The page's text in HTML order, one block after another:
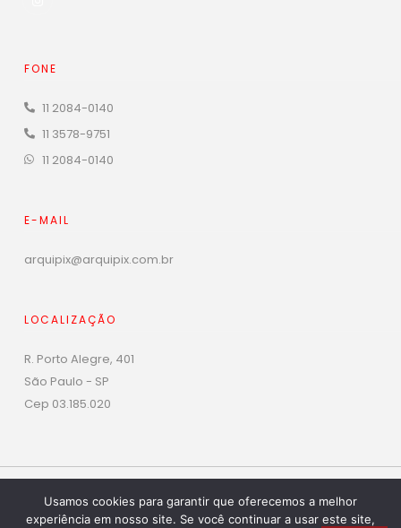
FONE
11 2084-0140
11 3578-9751
11 2084-0140
E-MAIL
arquipix@arquipix.com.br
LOCALIZAÇÃO
R. Porto Alegre, 401
São Paulo - SP
Cep 03.185.020
Deslizantes
Usamos cookies para garantir que oferecemos a melhor
experiência em nosso site. Se você continuar a usar este site,